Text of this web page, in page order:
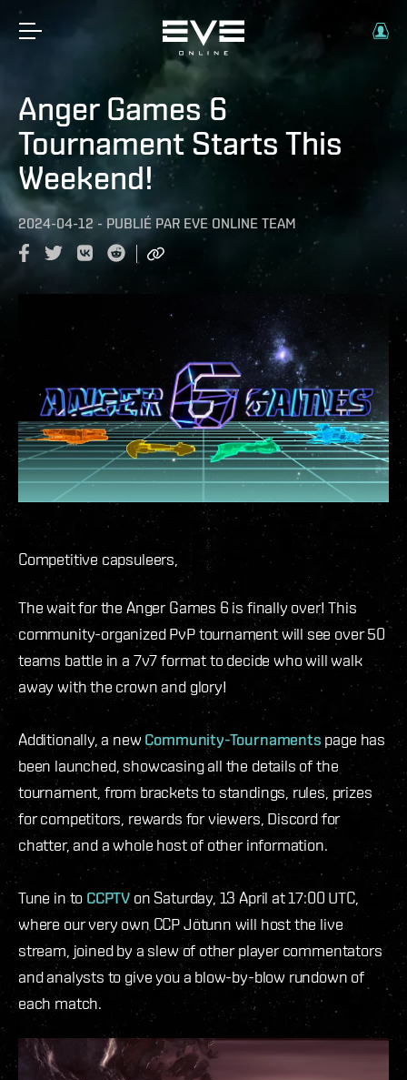
Anger Games 6
Tournament Starts This
Weekend!
2024-04-12 - PUBLIÉ PAR EVE ONLINE TEAM
Competitive capsuleers,
The wait for the Anger Games 6 is finally over! This
community-organized PvP tournament will see over 50
teams battle in a 7v7 format to decide who will walk
away with the crown and glory!
Additionally, a new Community-Tournaments page has
been launched, showcasing all the details of the
tournament, from brackets to standings, rules, prizes
for competitors, rewards for viewers, Discord for
chatter, and a whole host of other information.
Tune in to CCPTV on Saturday, 13 April at 17:00 UTC,
where our very own CCP Jötunn will host the live
stream, joined by a slew of other player commentators
and analysts to give you a blow-by-blow rundown of
each match.